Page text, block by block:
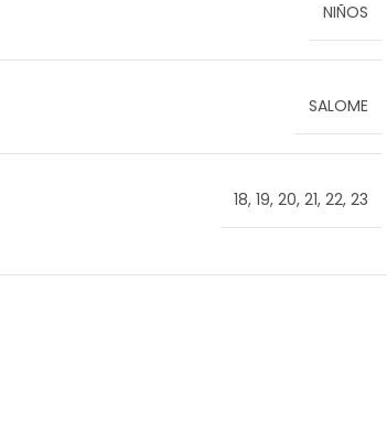
NIÑOS
SALOME
18, 19, 20, 21, 22, 23